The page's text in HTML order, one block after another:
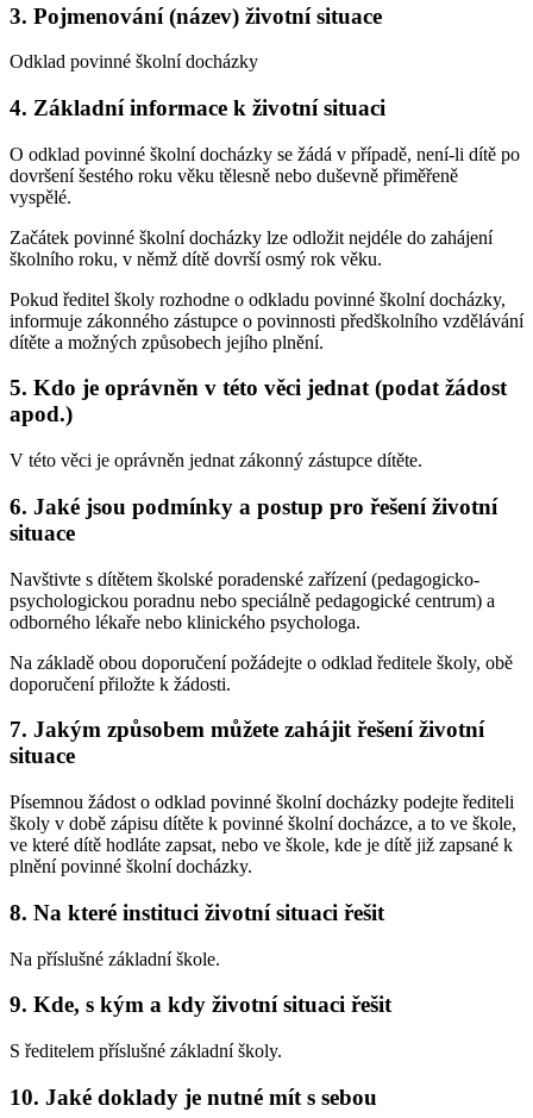
3. Pojmenování (název) životní situace
Odklad povinné školní docházky
4. Základní informace k životní situaci
O odklad povinné školní docházky se žádá v případě, není-li dítě po
dovršení šestého roku věku tělesně nebo duševně přiměřeně
vyspělé.
Začátek povinné školní docházky lze odložit nejdéle do zahájení
školního roku, v němž dítě dovrší osmý rok věku.
Pokud ředitel školy rozhodne o odkladu povinné školní docházky,
informuje zákonného zástupce o povinnosti předškolního vzdělávání
dítěte a možných způsobech jejího plnění.
5. Kdo je oprávněn v této věci jednat (podat žádost
apod.)
V této věci je oprávněn jednat zákonný zástupce dítěte.
6. Jaké jsou podmínky a postup pro řešení životní
situace
Navštivte s dítětem školské poradenské zařízení (pedagogicko-
psychologickou poradnu nebo speciálně pedagogické centrum) a
odborného lékaře nebo klinického psychologa.
Na základě obou doporučení požádejte o odklad ředitele školy, obě
doporučení přiložte k žádosti.
7. Jakým způsobem můžete zahájit řešení životní
situace
Písemnou žádost o odklad povinné školní docházky podejte řediteli
školy v době zápisu dítěte k povinné školní docházce, a to ve škole,
ve které dítě hodláte zapsat, nebo ve škole, kde je dítě již zapsané k
plnění povinné školní docházky.
8. Na které instituci životní situaci řešit
Na příslušné základní škole.
9. Kde, s kým a kdy životní situaci řešit
S ředitelem příslušné základní školy.
10. Jaké doklady je nutné mít s sebou